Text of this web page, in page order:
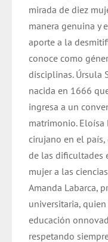
mirada de diez
manera genuina y
aporte a la
conoce como
disciplinas. Úrsula
nacida en 1666
ingresa a un
matrimonio. Eloísa
cirujano en el
de las dificultades
mujer a las
Amanda Labarca,
universitaria,
educación
respetando